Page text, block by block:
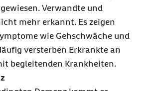
Verwandte und
mehr erkannt. Es zeigen
wie Gehschwäche und
versterben Erkrankte an
begleitenden Krankheiten.